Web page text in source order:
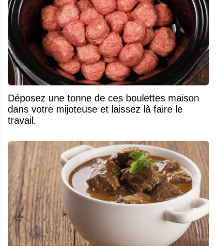
Déposez une tonne de ces boulettes maison
dans votre mijoteuse et laissez là faire le
travail.